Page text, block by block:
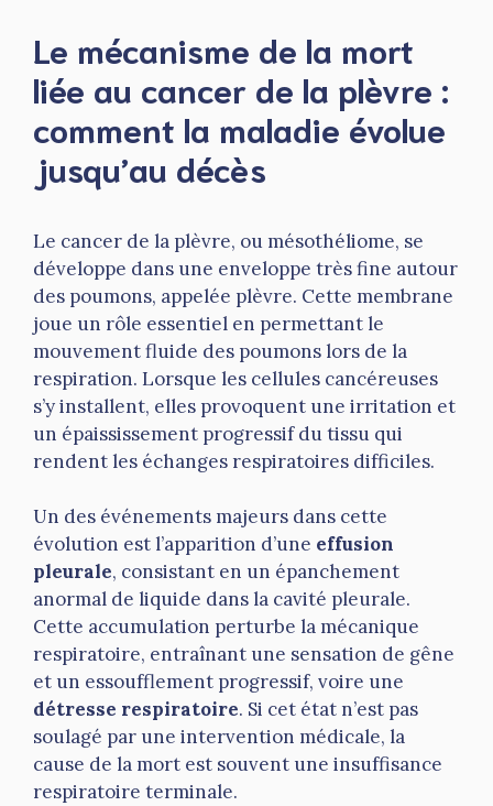
Le mécanisme de la mort
liée au cancer de la plèvre :
comment la maladie évolue
jusqu’au décès
Le cancer de la plèvre, ou mésothéliome, se
développe dans une enveloppe très fine autour
des poumons, appelée plèvre. Cette membrane
joue un rôle essentiel en permettant le
mouvement fluide des poumons lors de la
respiration. Lorsque les cellules cancéreuses
s’y installent, elles provoquent une irritation et
un épaississement progressif du tissu qui
rendent les échanges respiratoires difficiles.
Un des événements majeurs dans cette
évolution est l’apparition d’une effusion
pleurale, consistant en un épanchement
anormal de liquide dans la cavité pleurale.
Cette accumulation perturbe la mécanique
respiratoire, entraînant une sensation de gêne
et un essoufflement progressif, voire une
détresse respiratoire. Si cet état n’est pas
soulagé par une intervention médicale, la
cause de la mort est souvent une insuffisance
respiratoire terminale.